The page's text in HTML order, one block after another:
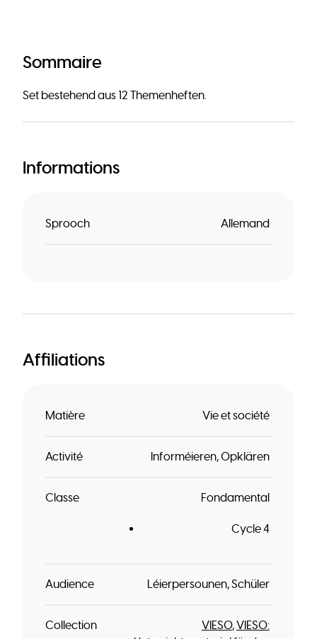
Sommaire
Set bestehend aus 12 Themenheften.
Informations
Sprooch Allemand
Affiliations
Matière Vie et société
Activité Informéieren Opklären
Classe Fondamental
Cycle 4
Audience Léierpersounen Schüler
Collection VIESO VIESO: